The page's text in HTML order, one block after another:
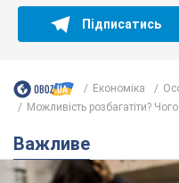
Підписатись
Економіка
Можливість розбагатіти? Чого...
Важливе